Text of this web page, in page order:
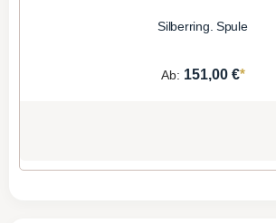
Silberring. Spule
Ab: 151,00 €*